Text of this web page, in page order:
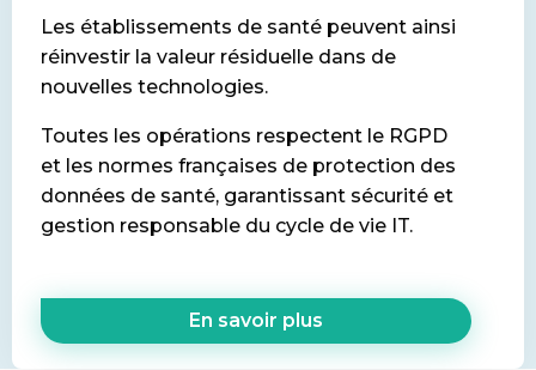
Les établissements de santé peuvent ainsi
réinvestir la valeur résiduelle dans de
nouvelles technologies.
Toutes les opérations respectent le RGPD
et les normes françaises de protection des
données de santé, garantissant sécurité et
gestion responsable du cycle de vie IT.
En savoir plus